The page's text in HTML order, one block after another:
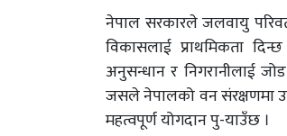
नेपाल सरकारले जलवायु
विकासलाई प्राथमिकता
अनुसन्धान र निगरानीलाई
जसले नेपालको वन संरक्षणमा
महत्वपूर्ण योगदान पु-याउँछ ।